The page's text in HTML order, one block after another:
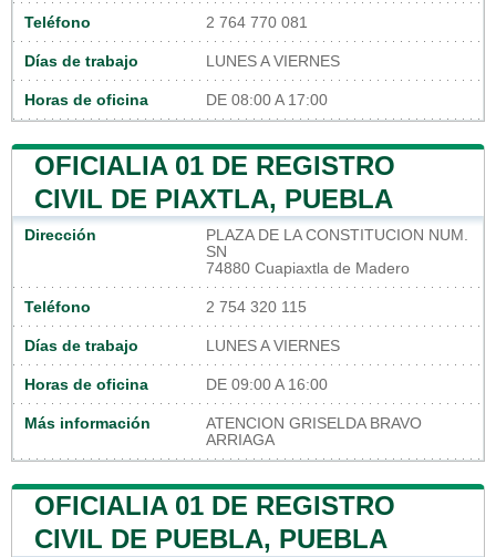
Teléfono 2 764 770 081
Días de trabajo LUNES A VIERNES
Horas de oficina DE 08:00 A 17:00
OFICIALIA 01 DE REGISTRO
CIVIL DE PIAXTLA, PUEBLA
Dirección
PLAZA DE LA CONSTITUCION NUM.
SN
74880 Cuapiaxtla de Madero
Teléfono 2 754 320 115
Días de trabajo LUNES A VIERNES
Horas de oficina DE 09:00 A 16:00
Más información
ATENCION GRISELDA BRAVO
ARRIAGA
OFICIALIA 01 DE REGISTRO
CIVIL DE PUEBLA, PUEBLA